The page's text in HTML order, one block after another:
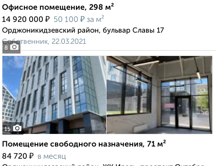
8
Офисное помещение, 298 м²
14 920 000 ₽ 50 100 ₽ за м²
Орджоникидзевский район, бульвар Славы 17
Собственник, 22.03.2021
15
Помещение свободного назначения, 71 м²
84 720 ₽ в месяц